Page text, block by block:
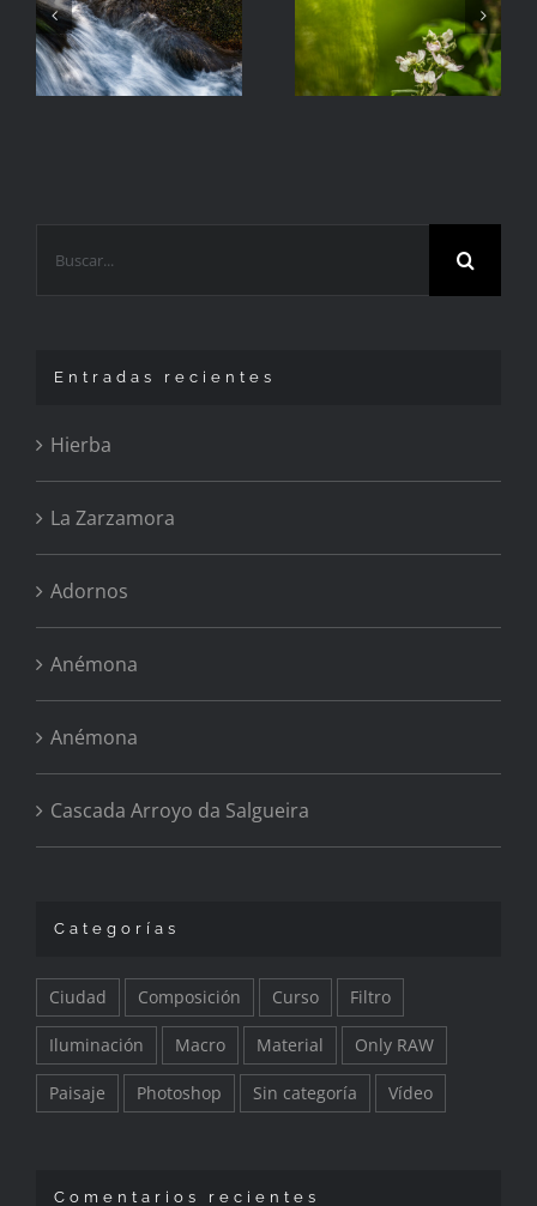
Hierba
Zarzamora
Entradas recientes
Hierba
La Zarzamora
Adornos
Anémona
Anémona
Cascada Arroyo da Salgueira
Categorías
Ciudad Composición Curso Filtro
Iluminación Macro Material Only RAW
Paisaje Photoshop Sin categoría Vídeo
Comentarios recientes